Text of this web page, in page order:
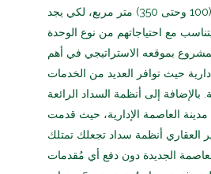
بمساحات تبدأ من (100 وحتى 350) متر مربع، لكي يجد
مع احتياجاتهم من نوع الوحدة
بموقعه الاستراتيجي في أهم
حيث توافر العديد من الخدمات
بالإضافة إلى أنظمة السداد الرائعة
مدينة العاصمة الإدارية، حيث قدمت
العقاري أنظمة سداد تجعلك تمتلك
الجديدة دون دفع أي مُقدمات